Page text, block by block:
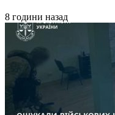
8 години назад